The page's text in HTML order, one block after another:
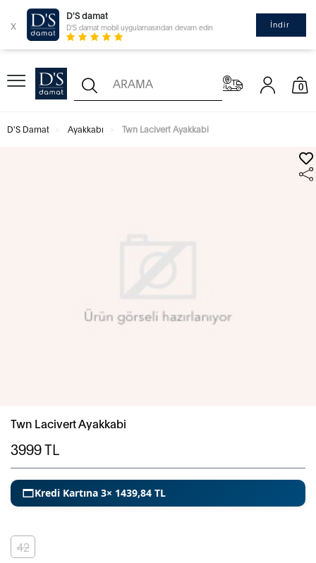
x
D'S damat
D'S damat mobil uygulamasından devam edin İndir
0
D'S Damat Ayakkabı Twn Lacivert Ayakkabi
Twn Lacivert Ayakkabi
3999TL
Kredi Kartına 3× 1439,84 TL
42